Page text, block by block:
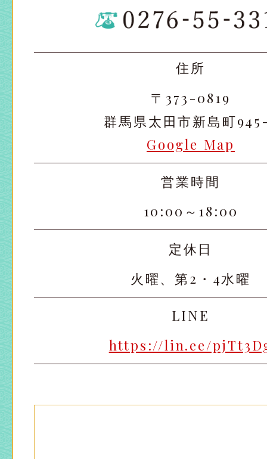
太田店
大宮店
太田店
大宮店
住所
〒373-0819
群馬県太田市新島町
Google Map
営業時間
10:00～18:00
定休日
火曜、第2・4水曜
LINE
https://lin.ee/